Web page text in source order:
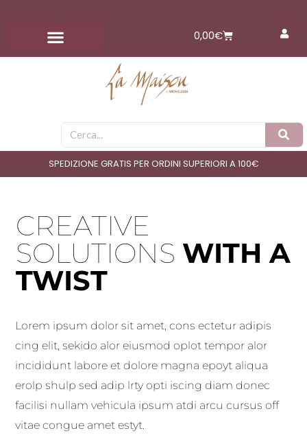
contenuto
0,00€Carrello
Cerca
SPEDIZIONE GRATIS PER ORDINI SUPERIORI A 100€
CREATIVE
SOLUTIONS WITH A
TWIST
Lorem ipsum dolor sit amet, cons ectetur adipis
cing elit, sekido alor eiusmod oplot tempor alor
incididunt labore et dolore magna epoyt aliqua
erolp shulp sed adip lrty opti iscing diam donec
facilisi nullam vehicula ipsum atdi arcu cursus off
vitae congue amet estyt.